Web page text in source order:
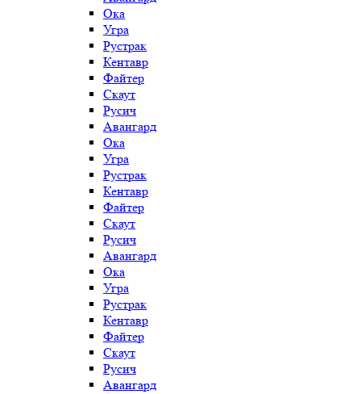
Ока
Угра
Рустрак
Кентавр
Файтер
Скаут
Русич
Авангард
Ока
Угра
Рустрак
Кентавр
Файтер
Скаут
Русич
Авангард
Ока
Угра
Рустрак
Кентавр
Файтер
Скаут
Русич
Авангард